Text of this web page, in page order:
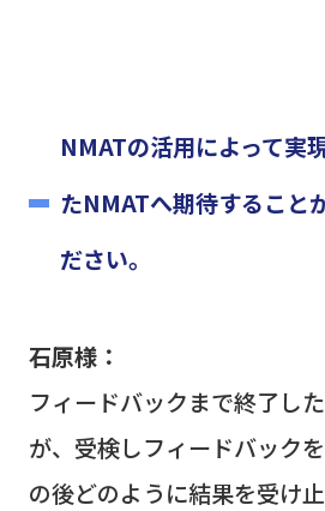
NMATの活用によって実
たNMATへ期待すること
ださい。
石原様：
フィードバックまで終了し
が、受検しフィードバック
の後どのように結果を受け